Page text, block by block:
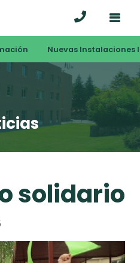
Nuevas Instalaciones
solidario